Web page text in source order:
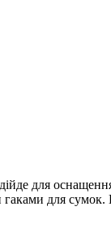
для
гаками для сумок.